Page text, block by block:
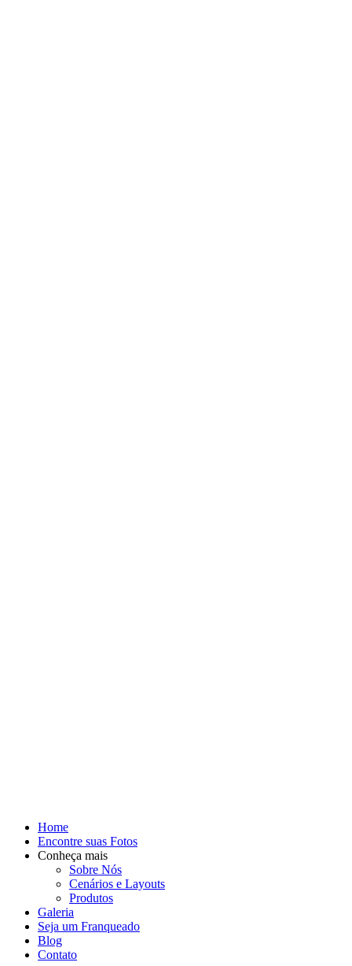
Home
Encontre suas Fotos
Conheça mais
Sobre Nós
Cenários e Layouts
Produtos
Galeria
Seja um Franqueado
Blog
Contato